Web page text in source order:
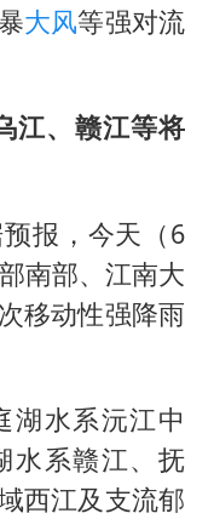
大风等强对流
江、赣江等将
报，今天（6
南部、江南大
移动性强降雨
湖水系沅江中
水系赣江、抚
西江及支流郁